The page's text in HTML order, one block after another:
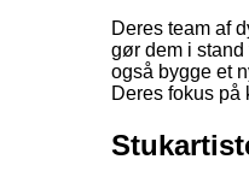
Deres team af
gør dem i
også bygge et
Deres fokus på